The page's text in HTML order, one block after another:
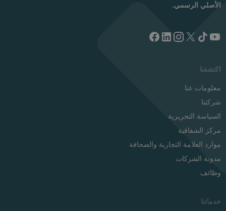
الأصلي الرسمي.
اكتشفنا
معلومات عنا
شركتنا
السياسة التحريرية
مركز الشفافية
موارد العلامة التجارية والصحافة
مدونة الشركات
وظائف
خدماتنا